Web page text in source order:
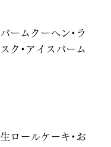
バームクーヘン・ラ
スク・アイスバーム
生ロールケーキ・お